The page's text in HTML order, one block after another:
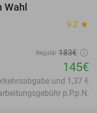
Wahl
9.2 star
Regulär 183€
145€
und 1,37 €
p.P.p.N.